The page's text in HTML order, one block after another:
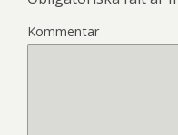
Kommentar